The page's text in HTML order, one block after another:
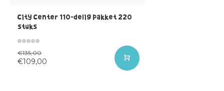
City Center 110-delig pakket 220
stuks
€135,00
€109,00